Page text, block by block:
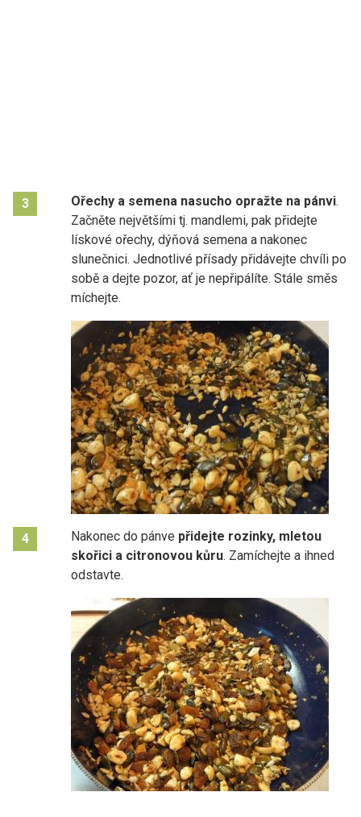
3 Ořechy a semena nasucho opražte na pánvi.
Začněte největšími tj. mandlemi, pak přidejte
lískové ořechy, dýňová semena a nakonec
slunečnici. Jednotlivé přísady přidávejte chvíli po
sobě a dejte pozor, ať je nepřipálíte. Stále směs
míchejte.
4 Nakonec do pánve přidejte rozinky, mletou
skořici a citronovou kůru. Zamíchejte a ihned
odstavte.